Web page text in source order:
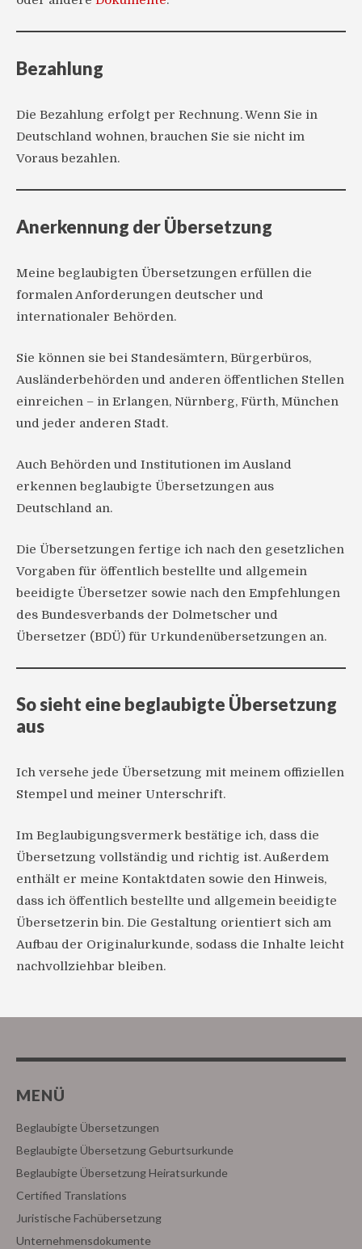
Bezahlung
Die Bezahlung erfolgt per Rechnung. Wenn Sie in
Deutschland wohnen, brauchen Sie sie nicht im
Voraus bezahlen.
Anerkennung der Übersetzung
Meine beglaubigten Übersetzungen erfüllen die
formalen Anforderungen deutscher und
internationaler Behörden.
Sie können sie bei Standesämtern, Bürgerbüros,
Ausländerbehörden und anderen öffentlichen Stellen
einreichen – in Erlangen, Nürnberg, Fürth, München
und jeder anderen Stadt.
Auch Behörden und Institutionen im Ausland
erkennen beglaubigte Übersetzungen aus
Deutschland an.
Die Übersetzungen fertige ich nach den gesetzlichen
Vorgaben für öffentlich bestellte und allgemein
beeidigte Übersetzer sowie nach den Empfehlungen
des Bundesverbands der Dolmetscher und
Übersetzer (BDÜ) für Urkundenübersetzungen an.
So sieht eine beglaubigte Übersetzung
aus
Ich versehe jede Übersetzung mit meinem offiziellen
Stempel und meiner Unterschrift.
Im Beglaubigungsvermerk bestätige ich, dass die
Übersetzung vollständig und richtig ist. Außerdem
enthält er meine Kontaktdaten sowie den Hinweis,
dass ich öffentlich bestellte und allgemein beeidigte
Übersetzerin bin. Die Gestaltung orientiert sich am
Aufbau der Originalurkunde, sodass die Inhalte leicht
nachvollziehbar bleiben.
MENÜ
Beglaubigte Übersetzungen
Beglaubigte Übersetzung Geburtsurkunde
Beglaubigte Übersetzung Heiratsurkunde
Certified Translations
Juristische Fachübersetzung
Unternehmensdokumente